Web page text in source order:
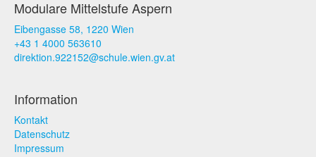
Modulare Mittelstufe Aspern
Eibengasse 58, 1220 Wien
+43 1 4000 563610
direktion.922152@schule.wien.gv.at
Information
Kontakt
Datenschutz
Impressum